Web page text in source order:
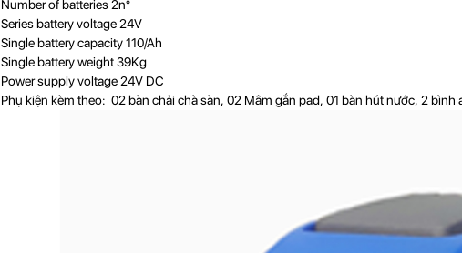
Number of batteries 2n°
Series battery voltage 24V
Single battery capacity 110/Ah
Single battery weight 39Kg
Power supply voltage 24V DC
Phụ kiện kèm theo: 02 bàn chải chà sàn, 02 Mâm gắn pad, 01 bàn hút nước, 2 bình